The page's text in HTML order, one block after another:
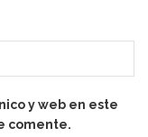
y web en este
comente.